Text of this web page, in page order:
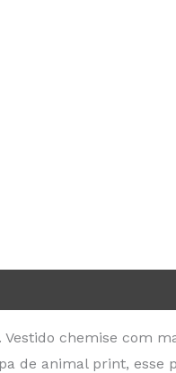
chemise com
de animal print,